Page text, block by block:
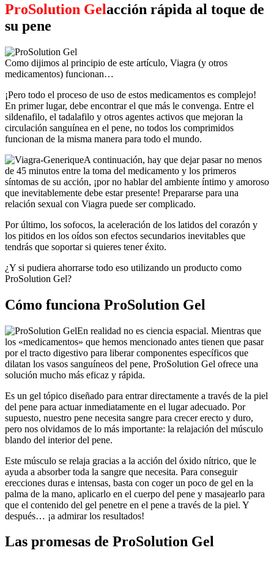
ProSolution Gelacción rápida al toque de
su pene
Como dijimos al principio de este artículo, Viagra (y otros
medicamentos) funcionan…
¡Pero todo el proceso de uso de estos medicamentos es complejo!
En primer lugar, debe encontrar el que más le convenga. Entre el
sildenafilo, el tadalafilo y otros agentes activos que mejoran la
circulación sanguínea en el pene, no todos los comprimidos
funcionan de la misma manera para todo el mundo.
A continuación, hay que dejar pasar no menos
de 45 minutos entre la toma del medicamento y los primeros
síntomas de su acción, ¡por no hablar del ambiente íntimo y amoroso
que inevitablemente debe estar presente! Prepararse para una
relación sexual con Viagra puede ser complicado.
Por último, los sofocos, la aceleración de los latidos del corazón y
los pitidos en los oídos son efectos secundarios inevitables que
tendrás que soportar si quieres tener éxito.
¿Y si pudiera ahorrarse todo eso utilizando un producto como
ProSolution Gel?
Cómo funciona ProSolution Gel
En realidad no es ciencia espacial. Mientras que
los «medicamentos» que hemos mencionado antes tienen que pasar
por el tracto digestivo para liberar componentes específicos que
dilatan los vasos sanguíneos del pene, ProSolution Gel ofrece una
solución mucho más eficaz y rápida.
Es un gel tópico diseñado para entrar directamente a través de la piel
del pene para actuar inmediatamente en el lugar adecuado. Por
supuesto, nuestro pene necesita sangre para crecer erecto y duro,
pero nos olvidamos de lo más importante: la relajación del músculo
blando del interior del pene.
Este músculo se relaja gracias a la acción del óxido nítrico, que le
ayuda a absorber toda la sangre que necesita. Para conseguir
erecciones duras e intensas, basta con coger un poco de gel en la
palma de la mano, aplicarlo en el cuerpo del pene y masajearlo para
que el contenido del gel penetre en el pene a través de la piel. Y
después… ¡a admirar los resultados!
Las promesas de ProSolution Gel